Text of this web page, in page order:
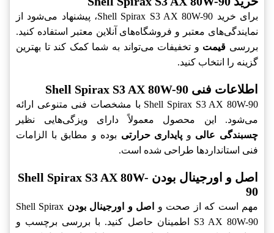
برای خرید Shell Spirax S3 AX 80W-90، پیشنهاد می‌شود از
نمایندگی‌های معتبر و فروشگاه‌های آنلاین معتبر استفاده کنید.
بررسی قیمت و تخفیفات می‌تواند به شما کمک کند تا بهترین
گزینه را انتخاب کنید.
اطلاعات فنی Shell Spirax S3 AX 80W-90
Shell Spirax S3 AX 80W-90 با مشخصات فنی متنوعی ارائه
می‌شود. این محصول معمولاً دارای ویزگی‌هایی نظیر
چسبندگی عالی و پایداری حرارتی بوده و مطابق با الزامات
فنی استانداردها طراحی شده است.
اصل و اورجینال بودن Shell Spirax S3 AX 80W-
90
مهم است که از صحت و اصل و اورجینال بودن Shell Spirax
S3 AX 80W-90 اطمینان حاصل کنید. با بررسی برچسب و